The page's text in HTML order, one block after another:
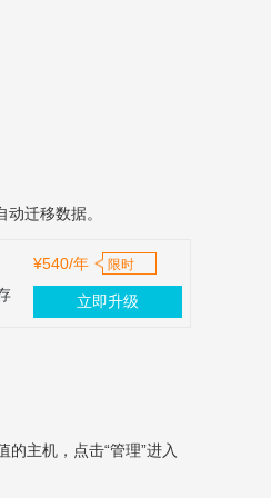
迁移数据。
¥540/年 限时
立即升级
的主机，点击“管理”进入